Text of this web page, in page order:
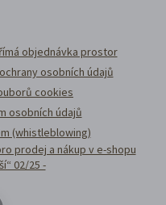
objednávka prostor
osobních údajů
cookies
osobních údajů
(whistleblowing)
prodej a nákup v e-shopu
02/25 -